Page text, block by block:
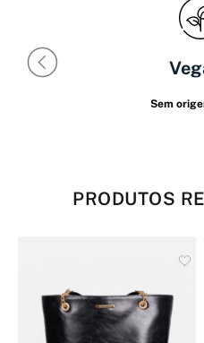
Sem
PRODUTOS